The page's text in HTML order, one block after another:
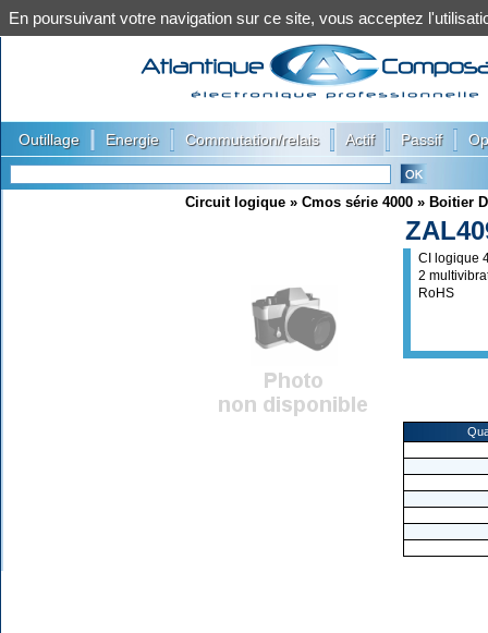
Outillage Energie Commutation/relais Actif Passif
Circuit logique » Cmos série 4000 » Boitier
CI logique
2
RoHS
En poursuivant votre navigation sur ce site, vous acceptez